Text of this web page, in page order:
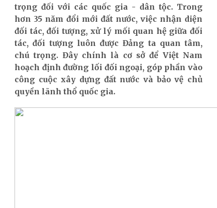
trọng đối với các quốc gia - dân tộc. Trong
hơn 35 năm đổi mới đất nước, việc nhận diện
đối tác, đối tượng, xử lý mối quan hệ giữa đối
tác, đối tượng luôn được Đảng ta quan tâm,
chú trọng. Đây chính là cơ sở để Việt Nam
hoạch định đường lối đối ngoại, góp phần vào
công cuộc xây dựng đất nước và bảo vệ chủ
quyền lãnh thổ quốc gia.